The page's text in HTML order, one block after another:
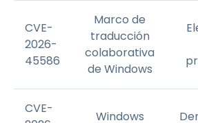
CVE-
2026-
45586
Marco de
traducción
colaborativa
de Windows
CVE-
Windows